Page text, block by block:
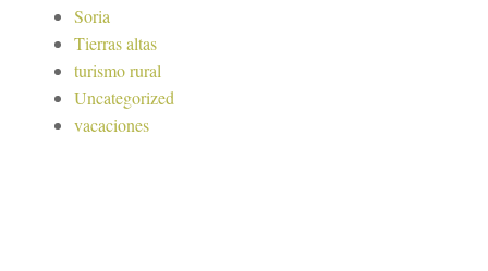
Soria
Tierras altas
turismo rural
Uncategorized
vacaciones